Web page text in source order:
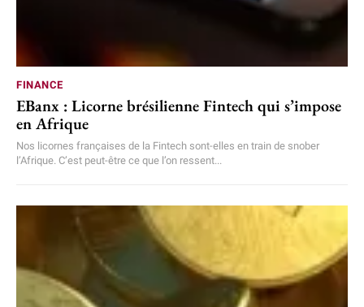
FINANCE
EBanx : Licorne brésilienne Fintech qui s’impose
en Afrique
Nos licornes françaises de la Fintech sont-elles en train de snober
l’Afrique. C’est peut-être ce que l’on ressent...